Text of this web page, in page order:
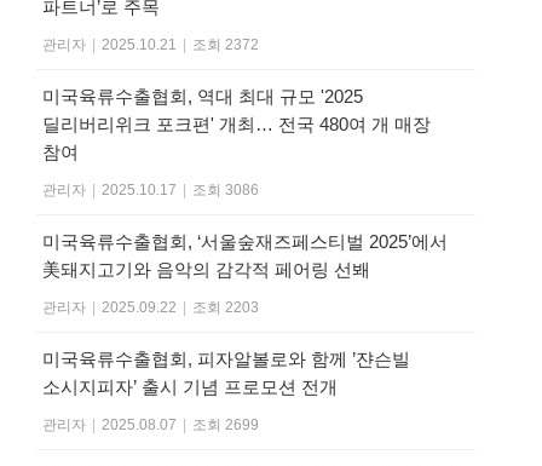
파트너’로 주목
관리자 2025.10.21 조회 2372
미국육류수출협회, 역대 최대 규모 '2025
딜리버리위크 포크편' 개최… 전국 480여 개 매장
참여
관리자 2025.10.17 조회 3086
미국육류수출협회, ‘서울숲재즈페스티벌 2025’에서
美돼지고기와 음악의 감각적 페어링 선봬
관리자 2025.09.22 조회 2203
미국육류수출협회, 피자알볼로와 함께 ’쟌슨빌
소시지피자’ 출시 기념 프로모션 전개
관리자 2025.08.07 조회 2699